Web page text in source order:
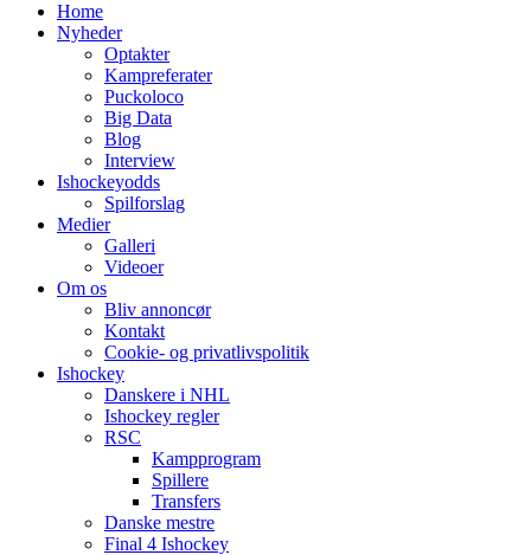
Home
Nyheder
Optakter
Kampreferater
Puckoloco
Big Data
Blog
Interview
Ishockeyodds
Spilforslag
Medier
Galleri
Videoer
Om os
Bliv annoncør
Kontakt
Cookie- og privatlivspolitik
Ishockey
Danskere i NHL
Ishockey regler
RSC
Kampprogram
Spillere
Transfers
Danske mestre
Final 4 Ishockey